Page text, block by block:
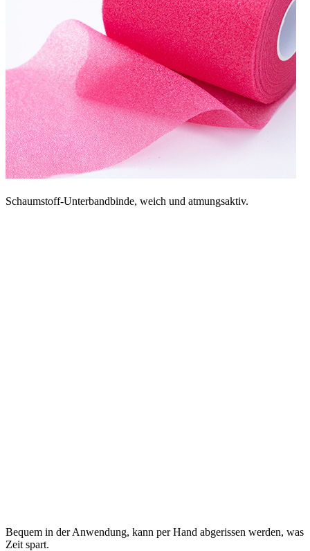
Schaumstoff-Unterbandbinde, weich und atmungsaktiv.
Bequem in der Anwendung, kann per Hand abgerissen werden, was
Zeit spart.